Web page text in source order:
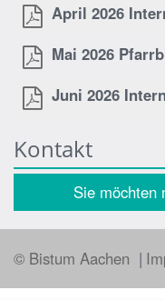
April 2026
Mai 2026
Juni 2026
Kontakt
Sie möchten
© Bistum Aachen